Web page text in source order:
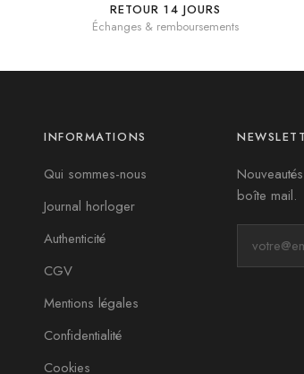
RETOUR 14 JOURS
Échanges & remboursements
INFORMATIONS
Qui sommes-nous
Journal horloger
Authenticité
CGV
Mentions légales
Confidentialité
Cookies
boîte mail.